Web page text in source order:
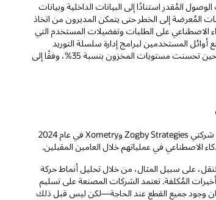
المُقدر استنادًا إلى البيانات الداخلية وبيانات
المُعرضة إلى الخطر حتى يتمكن المديرون من اتخاذ
الاصطناعي على الطلبات وتفضيلات المستخدم التي
أوائل المستخدمين لبرامج إدارة سلسلة التوريد
يتوسَّع دور الذكاء الاصطناعي في الخدمات اللوجستية الحديثة. وجدت دراسة استقصائية أجرتها شركتي Zogby Strategies وXometry في عام 2024
على سبيل المثال، من خلال تحليل أنماط حركة
المُكلفة. تعتمد الشركات المصنعة على تسليم
وجود جميع القطع عند الحاجة—لكن ليس قبل ذلك